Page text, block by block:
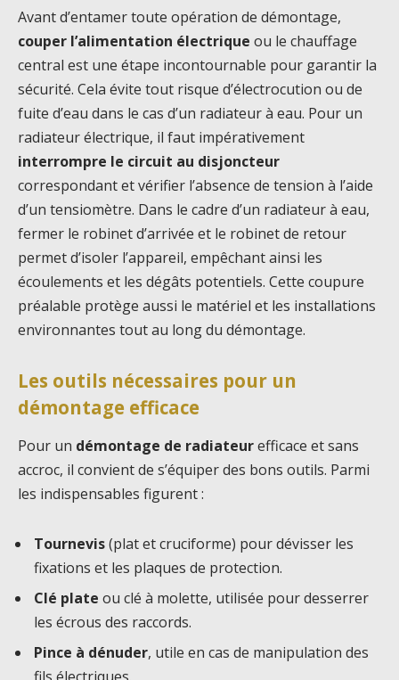
Avant d’entamer toute opération de démontage,
couper l’alimentation électrique ou le chauffage
central est une étape incontournable pour garantir la
sécurité. Cela évite tout risque d’électrocution ou de
fuite d’eau dans le cas d’un radiateur à eau. Pour un
radiateur électrique, il faut impérativement
interrompre le circuit au disjoncteur
correspondant et vérifier l’absence de tension à l’aide
d’un tensiomètre. Dans le cadre d’un radiateur à eau,
fermer le robinet d’arrivée et le robinet de retour
permet d’isoler l’appareil, empêchant ainsi les
écoulements et les dégâts potentiels. Cette coupure
préalable protège aussi le matériel et les installations
environnantes tout au long du démontage.
Les outils nécessaires pour un
démontage efficace
Pour un démontage de radiateurefficace et sans
accroc, il convient de s’équiper des bons outils. Parmi
les indispensables figurent :
Tournevis(plat et cruciforme) pour dévisser les
fixations et les plaques de protection.
Clé plate ou clé à molette, utilisée pour desserrer
les écrous des raccords.
Pince à dénuder, utile en cas de manipulation des